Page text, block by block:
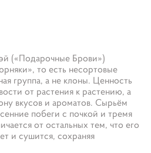
(«Подарочные Брови»)
то есть несортовые
группа, а не клоны. Ценность
от растения к растению, а
вкусов и ароматов. Сырьём
побеги с почкой и тремя
от остальных тем, что его
и сушится, сохраняя